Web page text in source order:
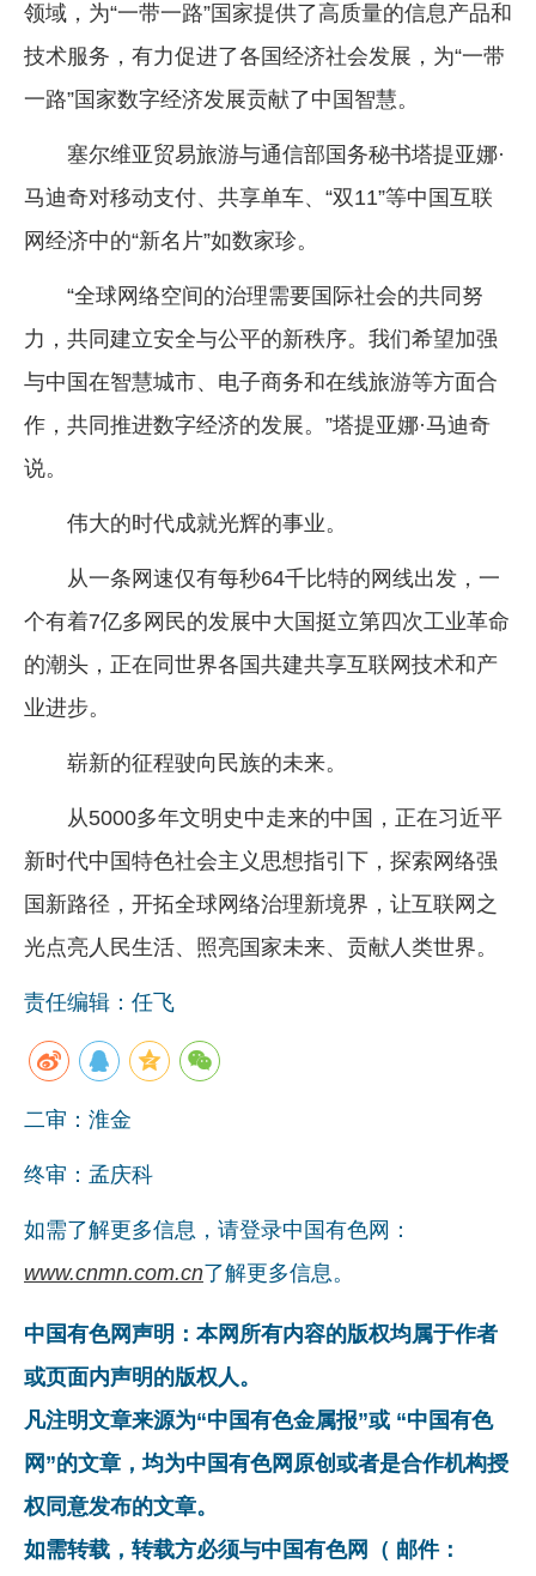
领域，为“一带一路”国家提供了高质量的信息产品和
技术服务，有力促进了各国经济社会发展，为“一带
一路”国家数字经济发展贡献了中国智慧。
塞尔维亚贸易旅游与通信部国务秘书塔提亚娜·
马迪奇对移动支付、共享单车、“双11”等中国互联
网经济中的“新名片”如数家珍。
“全球网络空间的治理需要国际社会的共同努
力，共同建立安全与公平的新秩序。我们希望加强
与中国在智慧城市、电子商务和在线旅游等方面合
作，共同推进数字经济的发展。”塔提亚娜·马迪奇
说。
伟大的时代成就光辉的事业。
从一条网速仅有每秒64千比特的网线出发，一
个有着7亿多网民的发展中大国挺立第四次工业革命
的潮头，正在同世界各国共建共享互联网技术和产
业进步。
崭新的征程驶向民族的未来。
从5000多年文明史中走来的中国，正在习近平
新时代中国特色社会主义思想指引下，探索网络强
国新路径，开拓全球网络治理新境界，让互联网之
光点亮人民生活、照亮国家未来、贡献人类世界。
责任编辑：任飞
二审：淮金
终审：孟庆科
如需了解更多信息，请登录中国有色网：
www.cnmn.com.cn了解更多信息。
中国有色网声明：本网所有内容的版权均属于作者
或页面内声明的版权人。
凡注明文章来源为“中国有色金属报”或 “中国有色
网”的文章，均为中国有色网原创或者是合作机构授
权同意发布的文章。
如需转载，转载方必须与中国有色网（ 邮件：